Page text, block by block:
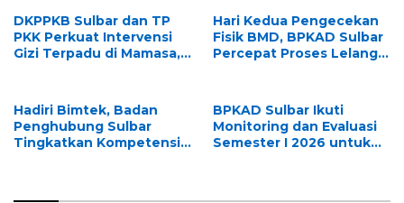
Pemenuhan Gizi
DKPPKB Sulbar dan TP
PKK Perkuat Intervensi
Gizi Terpadu di Mamasa,
Sejahtera
Hari Kedua Pengecekan
Fisik BMD, BPKAD Sulbar
Percepat Proses Lelang
Hadiri Bimtek, Badan
Penghubung Sulbar
Tingkatkan Kompetensi
BPKAD Sulbar Ikuti
Monitoring dan Evaluasi
Semester I 2026 untuk